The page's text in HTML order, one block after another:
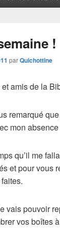
!
parQuichottine
amis de la
remarqué
mon
qu’il me
et pour vous
vais pouvoir
vos boîtes